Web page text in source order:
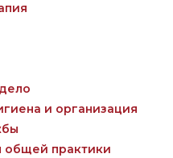
и организация
общей практики